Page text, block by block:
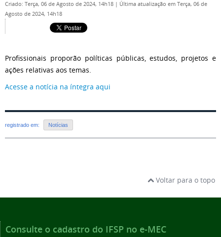
Criado: Terça, 06 de Agosto de 2024, 14h18 | Última atualização em Terça, 06 de
Agosto de 2024, 14h18
Profissionais proporão políticas públicas, estudos, projetos e
ações relativas aos temas.
Acesse a notícia na íntegra aqui
registrado em: Notícias
Voltar para o topo
Consulte o cadastro do IFSP no e-MEC